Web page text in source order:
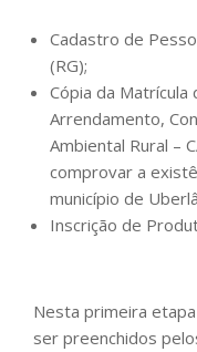
Cadastro de
(RG);
Cópia da
Arrendamento,
Ambiental Rural –
comprovar a
município de
Inscrição de
Nesta primeira
ser preenchidos